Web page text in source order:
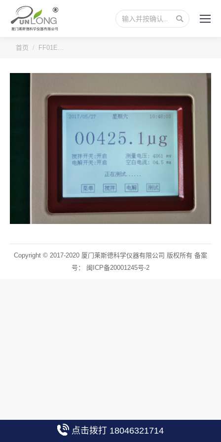
搜
索：
您的位置：
首页 FF01E…
Copyright © 2017-2020 厦门莱斯德科学仪器有限公司 版权所有 备案
号： 闽ICP备20001245号-2
点击拨打 18046321714